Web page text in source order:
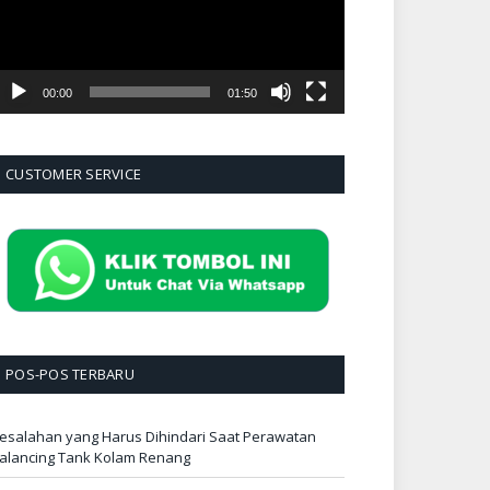
00:00 01:50
CUSTOMER SERVICE
POS-POS TERBARU
yang Harus Dihindari Saat Perawatan
Tank Kolam Renang